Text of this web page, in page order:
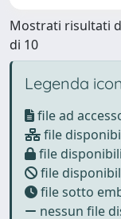
Mostrati risultati
di 10
Legenda
file ad
file
file
file
file sotto
nessun file